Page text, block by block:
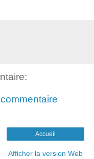
Accueil
Afficher la version Web